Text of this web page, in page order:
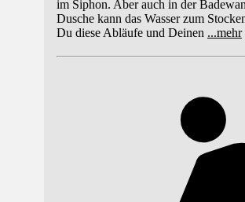
im Siphon. Aber auch in der
Dusche kann das Wasser zum
Du diese Abläufe und Deinen ...mehr